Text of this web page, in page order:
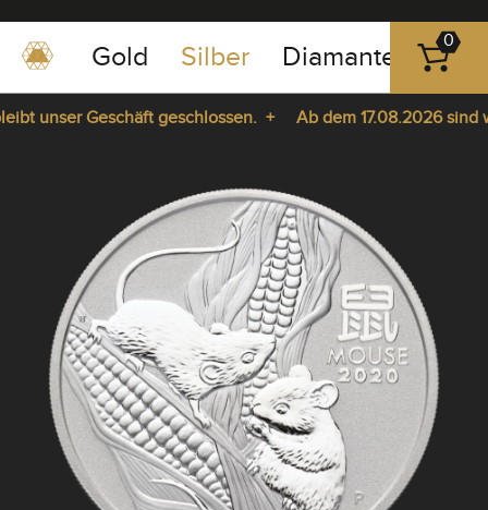
0351
-
43
Gold Silber Diamanten
0
unser Geschäft geschlossen. +
Ab dem 17.08.2026 sind